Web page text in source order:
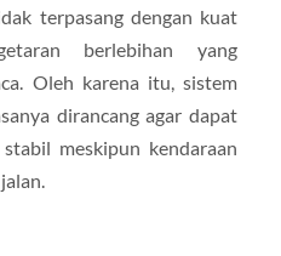
terpasang dengan kuat
berlebihan yang
Oleh karena itu, sistem
dirancang agar dapat
meskipun kendaraan